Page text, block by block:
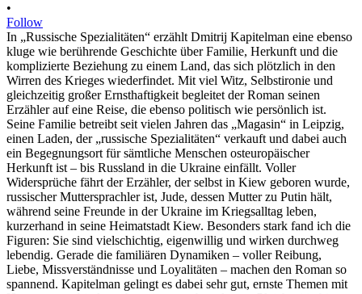
•
Follow
In „Russische Spezialitäten“ erzählt Dmitrij Kapitelman eine ebenso
kluge wie berührende Geschichte über Familie, Herkunft und die
komplizierte Beziehung zu einem Land, das sich plötzlich in den
Wirren des Krieges wiederfindet. Mit viel Witz, Selbstironie und
gleichzeitig großer Ernsthaftigkeit begleitet der Roman seinen
Erzähler auf eine Reise, die ebenso politisch wie persönlich ist.
Seine Familie betreibt seit vielen Jahren das „Magasin“ in Leipzig,
einen Laden, der „russische Spezialitäten“ verkauft und dabei auch
ein Begegnungsort für sämtliche Menschen osteuropäischer
Herkunft ist – bis Russland in die Ukraine einfällt. Voller
Widersprüche fährt der Erzähler, der selbst in Kiew geboren wurde,
russischer Muttersprachler ist, Jude, dessen Mutter zu Putin hält,
während seine Freunde in der Ukraine im Kriegsalltag leben,
kurzerhand in seine Heimatstadt Kiew. Besonders stark fand ich die
Figuren: Sie sind vielschichtig, eigenwillig und wirken durchweg
lebendig. Gerade die familiären Dynamiken – voller Reibung,
Liebe, Missverständnisse und Loyalitäten – machen den Roman so
spannend. Kapitelman gelingt es dabei sehr gut, ernste Themen mit